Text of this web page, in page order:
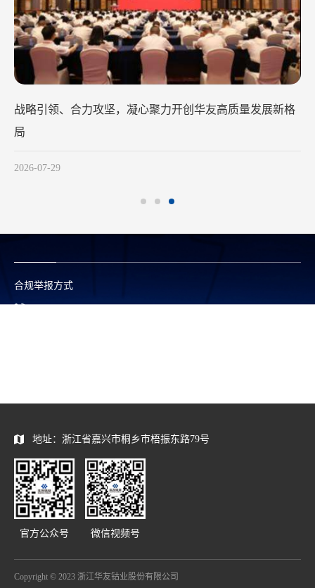
战略引领、合力攻坚，凝心聚力开创华友高质量发展新格
局
2026-07-29
合规举报方式
地址：浙江省嘉兴市桐乡市梧振东路79号
官方公众号 微信视频号
Copyright © 2023 浙江华友钴业股份有限公司